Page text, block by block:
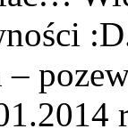
–